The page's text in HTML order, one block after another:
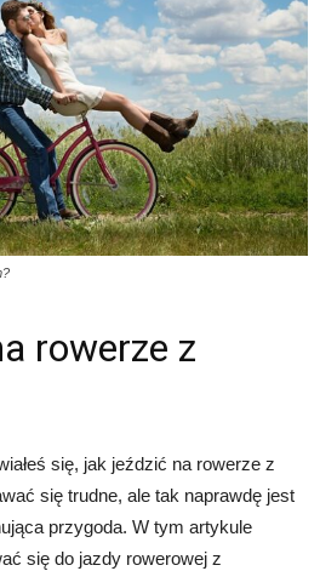
rowerze z
się, jak jeździć na rowerze z
się trudne, ale tak naprawdę jest
przygoda. W tym artykule
się do jazdy rowerowej z